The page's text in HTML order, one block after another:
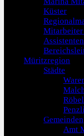
Küster
Müritzregion
Städte
Gemeinden
Amt